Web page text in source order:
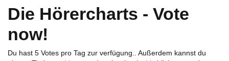
Die Hörercharts - Vote
now!
Du hast 5 Votes pro Tag zur verfügung.. Außerdem kannst du